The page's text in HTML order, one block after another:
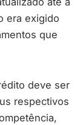
era exigido
que
deve ser
respectivos